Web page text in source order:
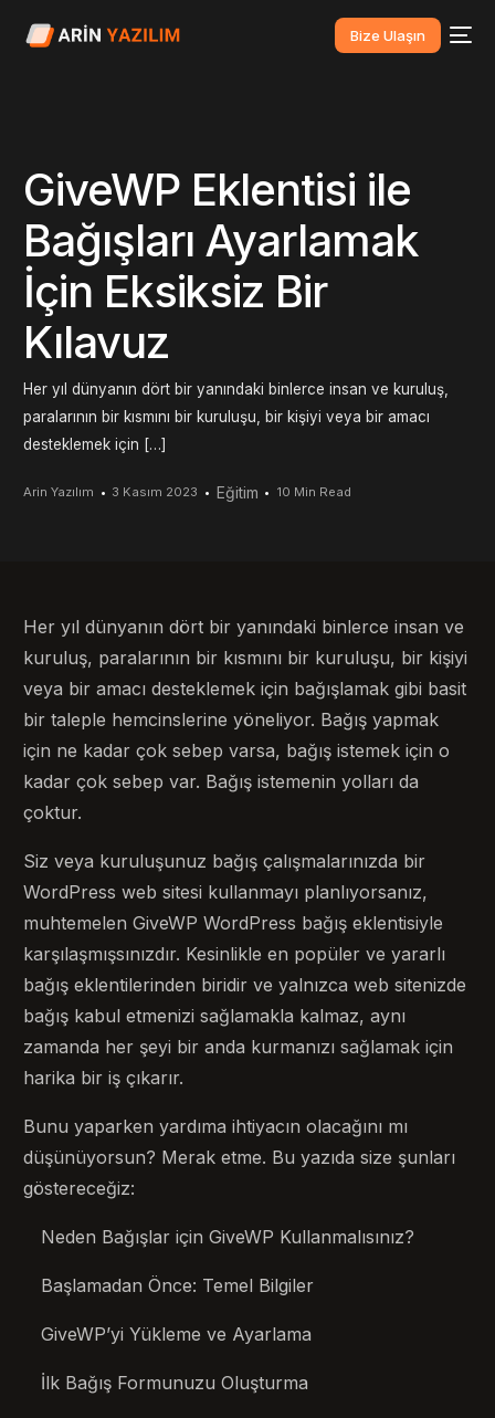
Bize Ulaşın
GiveWP Eklentisi ile
Bağışları Ayarlamak
İçin Eksiksiz Bir
Kılavuz
Her yıl dünyanın dört bir yanındaki binlerce insan ve kuruluş,
paralarının bir kısmını bir kuruluşu, bir kişiyi veya bir amacı
desteklemek için […]
Arin Yazılım 3 Kasım 2023 Eğitim 10 Min Read
Her yıl dünyanın dört bir yanındaki binlerce insan ve
kuruluş, paralarının bir kısmını bir kuruluşu, bir kişiyi
veya bir amacı desteklemek için bağışlamak gibi basit
bir taleple hemcinslerine yöneliyor. Bağış yapmak
için ne kadar çok sebep varsa, bağış istemek için o
kadar çok sebep var. Bağış istemenin yolları da
çoktur.
Siz veya kuruluşunuz bağış çalışmalarınızda bir
WordPress web sitesi kullanmayı planlıyorsanız,
muhtemelen GiveWP WordPress bağış eklentisiyle
karşılaşmışsınızdır. Kesinlikle en popüler ve yararlı
bağış eklentilerinden biridir ve yalnızca web sitenizde
bağış kabul etmenizi sağlamakla kalmaz, aynı
zamanda her şeyi bir anda kurmanızı sağlamak için
harika bir iş çıkarır.
Bunu yaparken yardıma ihtiyacın olacağını mı
düşünüyorsun? Merak etme. Bu yazıda size şunları
göstereceğiz:
Neden Bağışlar için GiveWP Kullanmalısınız?
Başlamadan Önce: Temel Bilgiler
GiveWP’yi Yükleme ve Ayarlama
İlk Bağış Formunuzu Oluşturma